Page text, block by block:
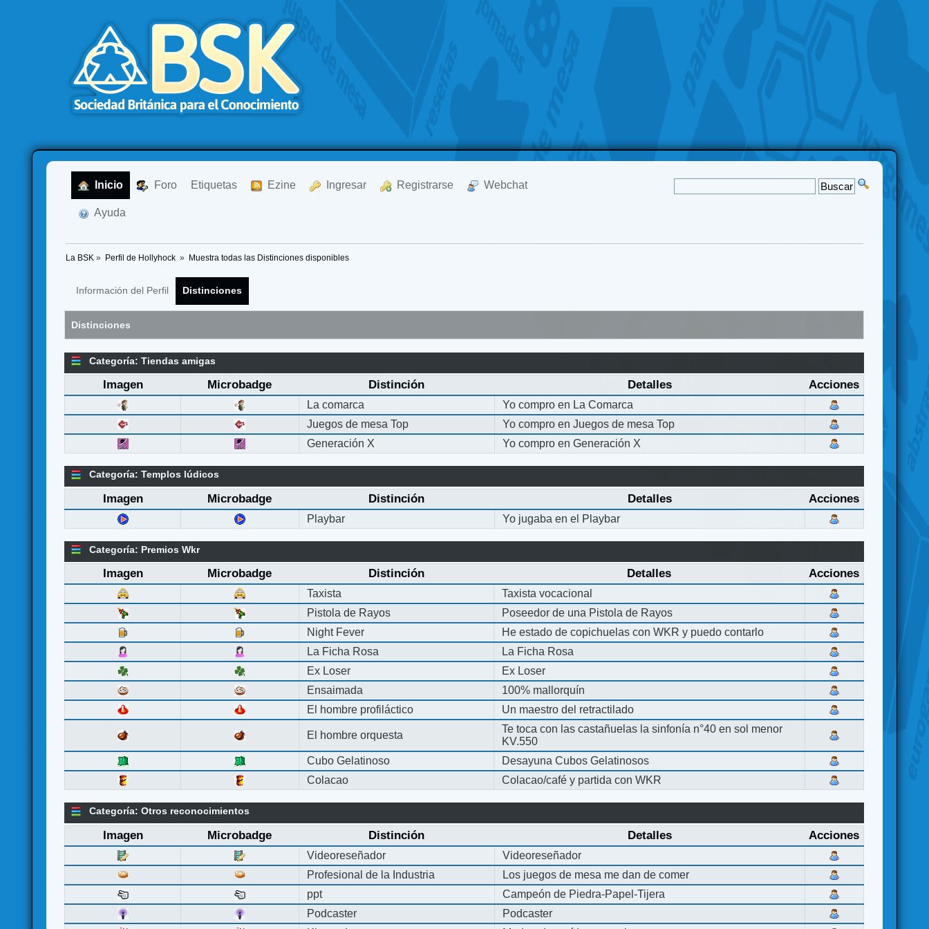
Inicio Foro Etiquetas Ezine Ingresar Registrarse Webchat
Ayuda
La BSK » Perfil de Hollyhock » Muestra todas las Distinciones disponibles
Información del Perfil Distinciones
Distinciones
Categoría: Tiendas amigas
Imagen Microbadge Distinción Detalles Acciones
La comarca
Yo compro en La Comarca
Juegos de mesa Top
Yo compro en Juegos de mesa Top
Generación X
Yo compro en Generación X
Categoría: Templos lúdicos
Imagen Microbadge Distinción Detalles Acciones
Playbar Yo jugaba en el Playbar
Categoría: Premios Wkr
Imagen Microbadge Distinción Detalles Acciones
Taxista
Taxista vocacional
Pistola de Rayos
Poseedor de una Pistola de Rayos
Night Fever
He estado de copichuelas con WKR y puedo contarlo
La Ficha Rosa
La Ficha Rosa
Ex Loser
Ex Loser
Ensaimada
100% mallorquín
El hombre profiláctico
Un maestro del retractilado
El hombre orquesta
Te toca con las castañuelas la sinfonía n°40 en sol menor
KV.550
Cubo Gelatinoso
Desayuna Cubos Gelatinosos
Colacao
Colacao/café y partida con WKR
Categoría: Otros reconocimientos
Imagen Microbadge Distinción Detalles Acciones
Videoreseñador
Videoreseñador
Profesional de la Industria
Los juegos de mesa me dan de comer
ppt
Campeón de Piedra-Papel-Tijera
Podcaster
Podcaster